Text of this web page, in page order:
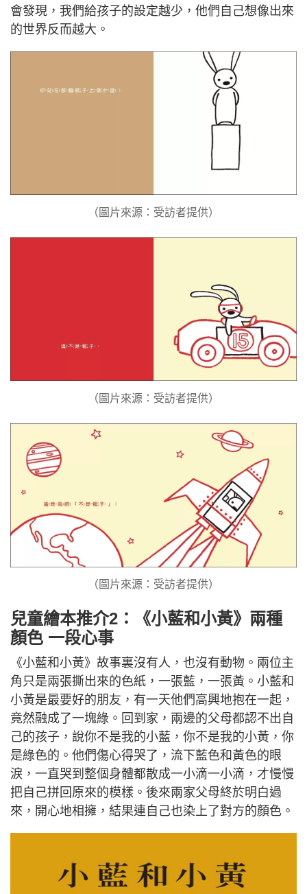
會發現，我們給孩子的設定越少，他們自己想像出來
的世界反而越大。
（圖片來源：受訪者提供）
（圖片來源：受訪者提供）
（圖片來源：受訪者提供）
兒童繪本推介2：《小藍和小黃》兩種
顏色 一段心事
《小藍和小黃》故事裏沒有人，也沒有動物。兩位主
角只是兩張撕出來的色紙，一張藍，一張黃。小藍和
小黃是最要好的朋友，有一天他們高興地抱在一起，
竟然融成了一塊綠。回到家，兩邊的父母都認不出自
己的孩子，說你不是我的小藍，你不是我的小黃，你
是綠色的。他們傷心得哭了，流下藍色和黃色的眼
淚，一直哭到整個身體都散成一小滴一小滴，才慢慢
把自己拼回原來的模樣。後來兩家父母終於明白過
來，開心地相擁，結果連自己也染上了對方的顏色。